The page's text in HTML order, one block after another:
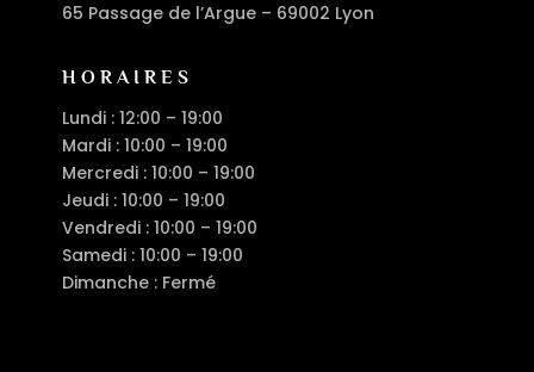
65 Passage de l’Argue – 69002 Lyon
HORAIRES
Lundi : 12:00 – 19:00
Mardi : 10:00 – 19:00
Mercredi : 10:00 – 19:00
Jeudi : 10:00 – 19:00
Vendredi : 10:00 – 19:00
Samedi : 10:00 – 19:00
Dimanche : Fermé